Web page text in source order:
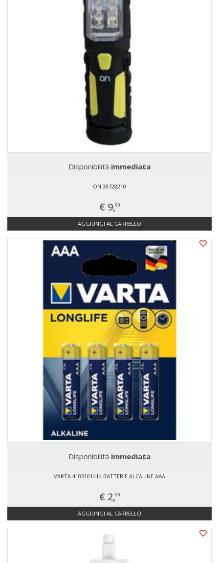
Disponibilità immediata
ON 38728210
€ 9,90
AGGIUNGI AL CARRELLO
Disponibilità immediata
VARTA 4103101414 BATTERIE ALCALINE AAA
€ 2,99
AGGIUNGI AL CARRELLO